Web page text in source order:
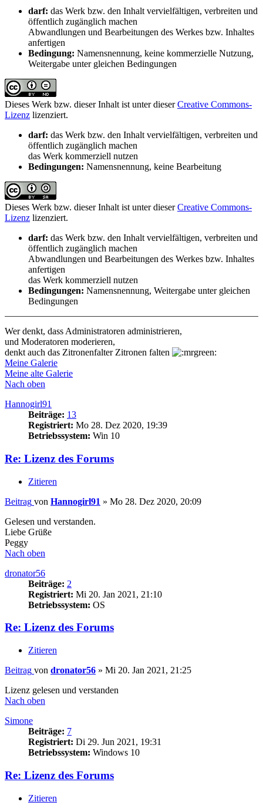
darf: das Werk bzw. den Inhalt vervielfältigen, verbreiten und
öffentlich zugänglich machen
Abwandlungen und Bearbeitungen des Werkes bzw. Inhaltes
anfertigen
Bedingung: Namensnennung, keine kommerzielle Nutzung,
Weitergabe unter gleichen Bedingungen
Dieses Werk bzw. dieser Inhalt ist unter dieserCreative Commons-
Lizenz lizenziert.
darf: das Werk bzw. den Inhalt vervielfältigen, verbreiten und
öffentlich zugänglich machen
das Werk kommerziell nutzen
Bedingungen: Namensnennung, keine Bearbeitung
Dieses Werk bzw. dieser Inhalt ist unter dieserCreative Commons-
Lizenz lizenziert.
darf: das Werk bzw. den Inhalt vervielfältigen, verbreiten und
öffentlich zugänglich machen
Abwandlungen und Bearbeitungen des Werkes bzw. Inhaltes
anfertigen
das Werk kommerziell nutzen
Bedingungen: Namensnennung, Weitergabe unter gleichen
Bedingungen
Wer denkt, dass Administratoren administrieren,
und Moderatoren moderieren,
denkt auch das Zitronenfalter Zitronen falten
Meine Galerie
Meine alte Galerie
Nach oben
Hannogirl91
Beiträge: 13
Registriert: Mo 28. Dez 2020, 19:39
Betriebssystem: Win 10
Re: Lizenz des Forums
Zitieren
Beitrag von Hannogirl91 » Mo 28. Dez 2020, 20:09
Gelesen und verstanden.
Liebe Grüße
Peggy
Nach oben
dronator56
Beiträge: 2
Registriert: Mi 20. Jan 2021, 21:10
Betriebssystem: OS
Re: Lizenz des Forums
Zitieren
Beitrag von dronator56 » Mi 20. Jan 2021, 21:25
Lizenz gelesen und verstanden
Nach oben
Simone
Beiträge: 7
Registriert: Di 29. Jun 2021, 19:31
Betriebssystem: Windows 10
Re: Lizenz des Forums
Zitieren